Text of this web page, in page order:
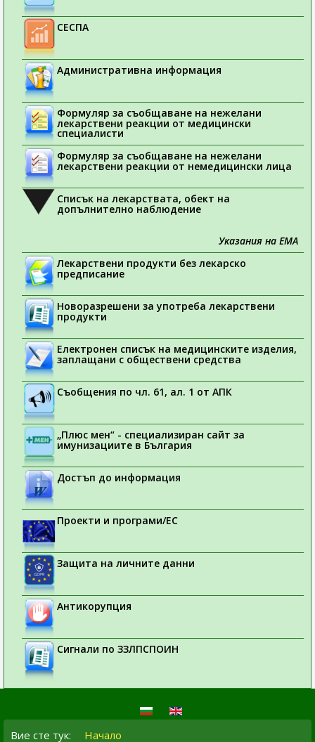
СЕСПА
Административна информация
Формуляр за съобщаване на нежелани
лекарствени реакции от медицински
специалисти
Формуляр за съобщаване на нежелани
лекарствени реакции от немедицински лица
Списък на лекарствата, обект на
допълнително наблюдение
Указания на ЕМА
Лекарствени продукти без лекарско
предписание
Новоразрешени за употреба лекарствени
продукти
Електронен списък на медицинските изделия,
заплащани с обществени средства
Съобщения по чл. 61, ал. 1 от АПК
„Плюс мен“ - специализиран сайт за
имунизациите в България
Достъп до информация
Проекти и програми/ЕС
Защита на личните данни
Антикорупция
Сигнали по ЗЗЛПСПОИН
Вие сте тук: Начало